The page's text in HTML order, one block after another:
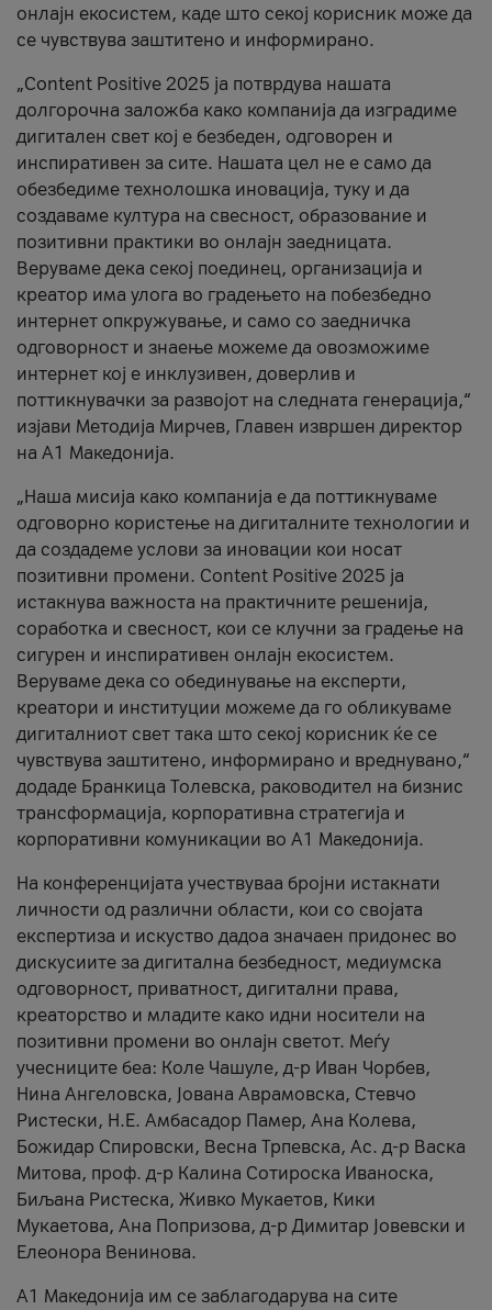
онлајн екосистем, каде што секој корисник може да
се чувствува заштитено и информирано.
„Content Positive 2025 ја потврдува нашата
долгорочна заложба како компанија да изградиме
дигитален свет кој е безбеден, одговорен и
инспиративен за сите. Нашата цел не е само да
обезбедиме технолошка иновација, туку и да
создаваме култура на свесност, образование и
позитивни практики во онлајн заедницата.
Веруваме дека секој поединец, организација и
креатор има улога во градењето на побезбедно
интернет опкружување, и само со заедничка
одговорност и знаење можеме да овозможиме
интернет кој е инклузивен, доверлив и
поттикнувачки за развојот на следната генерација,“
изјави Методија Мирчев, Главен извршен директор
на А1 Македонија.
„Наша мисија како компанија е да поттикнуваме
одговорно користење на дигиталните технологии и
да создадеме услови за иновации кои носат
позитивни промени. Content Positive 2025 ја
истакнува важноста на практичните решенија,
соработка и свесност, кои се клучни за градење на
сигурен и инспиративен онлајн екосистем.
Веруваме дека со обединување на експерти,
креатори и институции можеме да го обликуваме
дигиталниот свет така што секој корисник ќе се
чувствува заштитено, информирано и вреднувано,“
додаде Бранкица Толевска, раководител на бизнис
трансформација, корпоративна стратегија и
корпоративни комуникации во А1 Македонија.
На конференцијата учествуваа бројни истакнати
личности од различни области, кои со својата
експертиза и искуство дадоа значаен придонес во
дискусиите за дигитална безбедност, медиумска
одговорност, приватност, дигитални права,
креаторство и младите како идни носители на
позитивни промени во онлајн светот. Меѓу
учесниците беа: Коле Чашуле, д-р Иван Чорбев,
Нина Ангеловска, Јована Аврамовска, Стевчо
Ристески, Н.Е. Амбасадор Памер, Ана Колева,
Божидар Спировски, Весна Трпевска, Ас. д-р Васка
Митова, проф. д-р Калина Сотироска Иваноска,
Биљана Ристеска, Живко Мукаетов, Кики
Мукаетова, Ана Попризова, д-р Димитар Јовевски и
Елеонора Венинова.
А1 Македонија им се заблагодарува на сите